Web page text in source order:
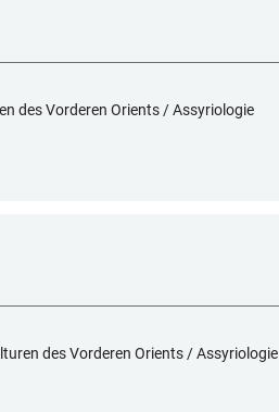
des Vorderen Orients / Assyriologie
des Vorderen Orients / Assyriologie